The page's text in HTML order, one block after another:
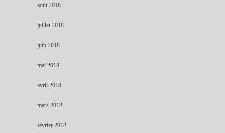
août 2018
juillet 2018
juin 2018
mai 2018
avril 2018
mars 2018
février 2018